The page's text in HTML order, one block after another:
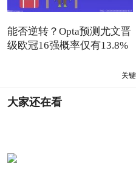
能否逆转？Opta预测尤文晋
级欧冠16强概率仅有13.8%
关
大家还在看